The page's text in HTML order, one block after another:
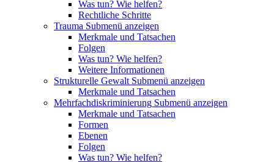
Was tun? Wie helfen?
Rechtliche Schritte
Trauma Submenü anzeigen
Merkmale und Tatsachen
Folgen
Was tun? Wie helfen?
Weitere Informationen
Strukturelle Gewalt Submenü anzeigen
Merkmale und Tatsachen
Mehrfachdiskriminierung Submenü anzeigen
Merkmale und Tatsachen
Formen
Ebenen
Folgen
Was tun? Wie helfen?